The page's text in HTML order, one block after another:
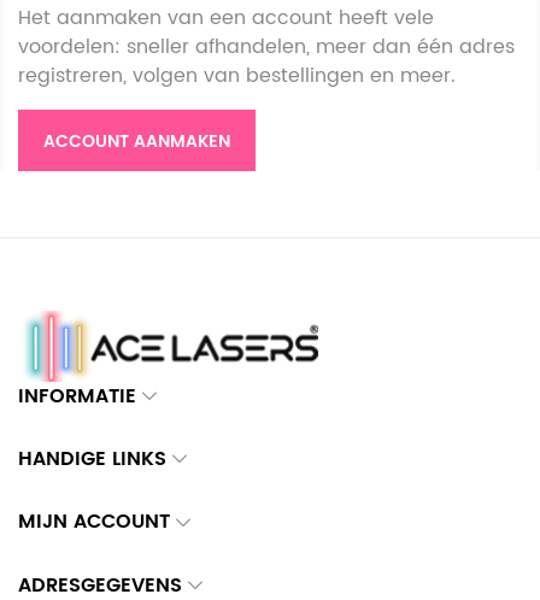
Het aanmaken van een account heeft vele
voordelen: sneller afhandelen, meer dan één adres
registreren, volgen van bestellingen en meer.
ACCOUNT AANMAKEN
INFORMATIE
HANDIGE LINKS
MIJN ACCOUNT
ADRESGEGEVENS